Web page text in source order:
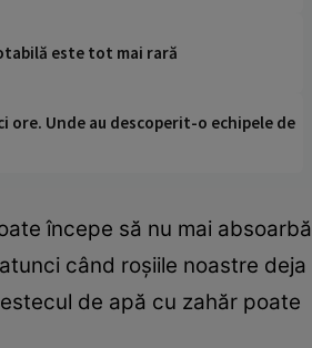
este tot mai rară
ore. Unde au descoperit-o echipele de
începe să nu mai absoarbă
când roșiile noastre deja
de apă cu zahăr poate